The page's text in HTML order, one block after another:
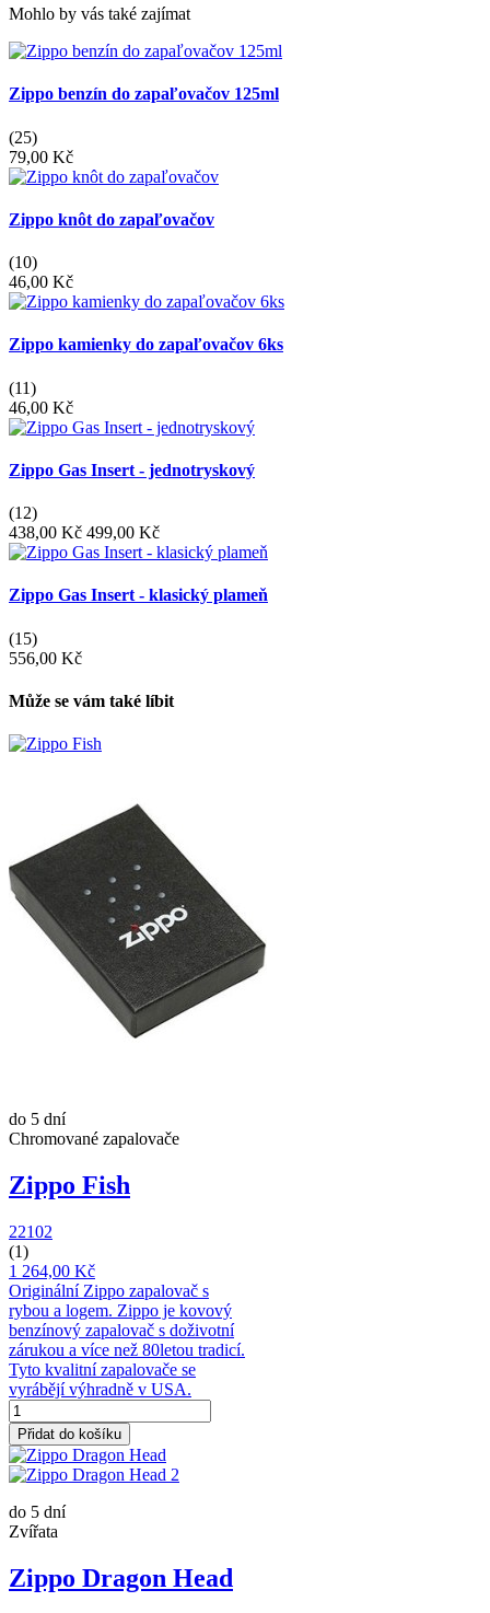
Mohlo by vás také zajímat
Zippo benzín do zapaľovačov 125ml
(25)
79,00 Kč
Zippo knôt do zapaľovačov
(10)
46,00 Kč
Zippo kamienky do zapaľovačov 6ks
(11)
46,00 Kč
Zippo Gas Insert - jednotryskový
(12)
438,00 Kč 499,00 Kč
Zippo Gas Insert - klasický plameň
(15)
556,00 Kč
Může se vám také líbit
do 5 dní
Chromované zapalovače
Zippo Fish
22102
(1)
1 264,00 Kč
Originální Zippo zapalovač s
rybou a logem. Zippo je kovový
benzínový zapalovač s doživotní
zárukou a více než 80letou tradicí.
Tyto kvalitní zapalovače se
vyrábějí výhradně v USA.
Přidat do košíku
do 5 dní
Zvířata
Zippo Dragon Head